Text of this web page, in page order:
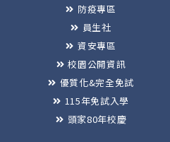
防疫專區
員生社
資安專區
校園公開資訊
優質化&完全免試
115年免試入學
頭家80年校慶